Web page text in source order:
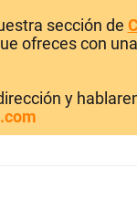
sección de
ofreces con
y